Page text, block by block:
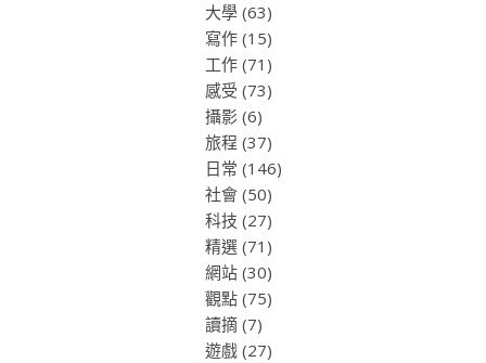
大學(63)
寫作(15)
工作(71)
感受 (73)
攝影 (6)
旅程 (37)
日常 (146)
社會(50)
科技 (27)
精選(71)
網站(30)
觀點(75)
讀摘(7)
遊戲(27)